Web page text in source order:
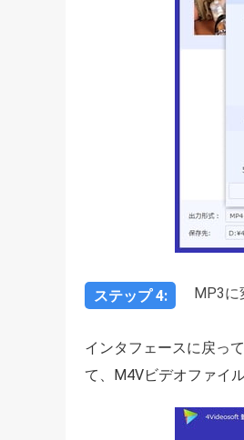
ステップ 4: MP3に
インタフェースに戻っ
て、M4Vビデオファイ